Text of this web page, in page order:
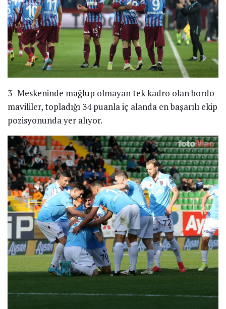
3- Meskeninde mağlup olmayan tek kadro olan bordo-
mavililer, topladığı 34 puanla iç alanda en başarılı ekip
pozisyonunda yer alıyor.